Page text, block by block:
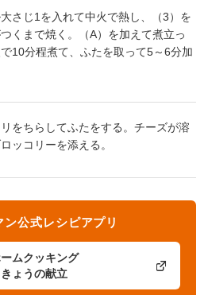
さじ1を入れて中火で熱し、（3）を
くまで焼く。（A）を加えて煮立っ
10分程煮て、ふたを取って5～6分加
をちらしてふたをする。チーズが溶
ッコリーを添える。
ムクッキング
きょうの献立
ン公式レシピアプリ